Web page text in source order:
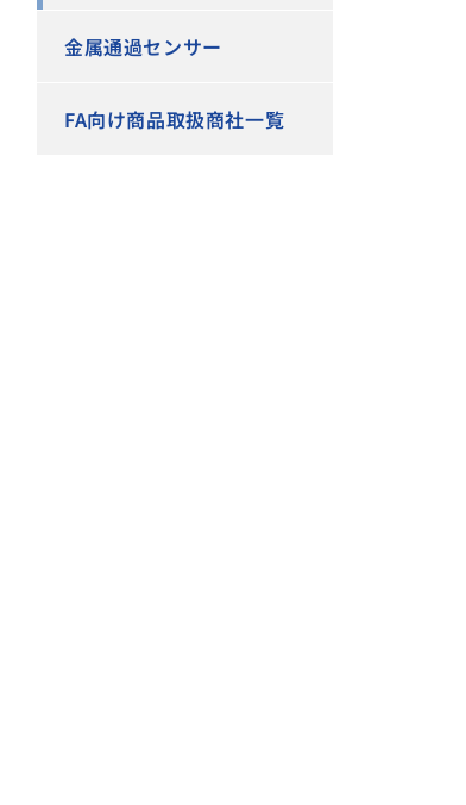
金属通過センサー
FA向け商品取扱商社一覧